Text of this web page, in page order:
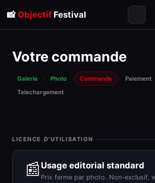
📸 ObjectifFestival
Votre commande
Galerie › Photo › Commande › Paiement
Telechargement
LICENCE D'UTILISATION
📰 Usage editorial standard
Prix ferme par photo. Non-exclusif,